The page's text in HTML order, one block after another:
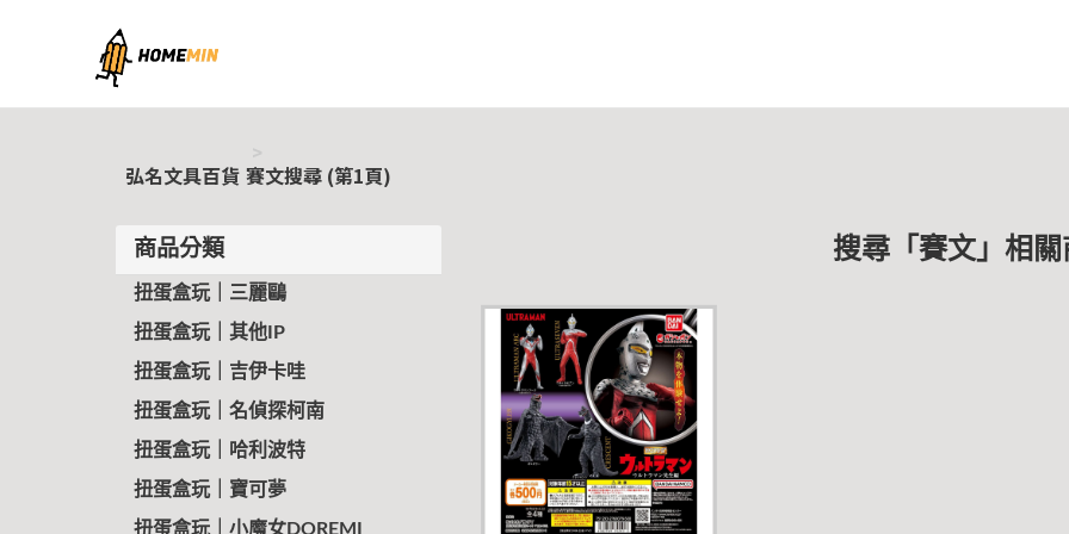
弘名文具百貨
弘名文具百貨 賽文搜尋 (第1頁)
商品分類
扭蛋盒玩｜三麗鷗
扭蛋盒玩｜其他IP
扭蛋盒玩｜吉伊卡哇
扭蛋盒玩｜名偵探柯南
扭蛋盒玩｜哈利波特
扭蛋盒玩｜寶可夢
扭蛋盒玩｜小魔女DOREMI
搜尋「賽文」相關